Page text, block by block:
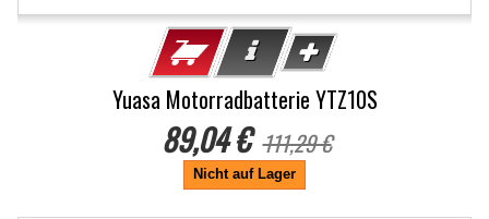
Yuasa Motorradbatterie YTZ10S
89,04 € 111,29 €
Nicht auf Lager